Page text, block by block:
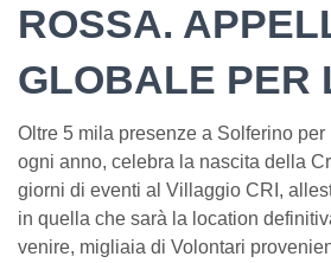
ROSSA.
GLOBALE PER
Oltre 5 mila presenze a Solferino per
ogni anno, celebra la nascita della
giorni di eventi al Villaggio CRI,
in quella che sarà la location
venire, migliaia di Volontari